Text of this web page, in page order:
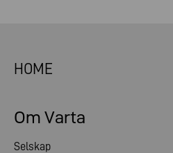
HOME
Om Varta
Selskap